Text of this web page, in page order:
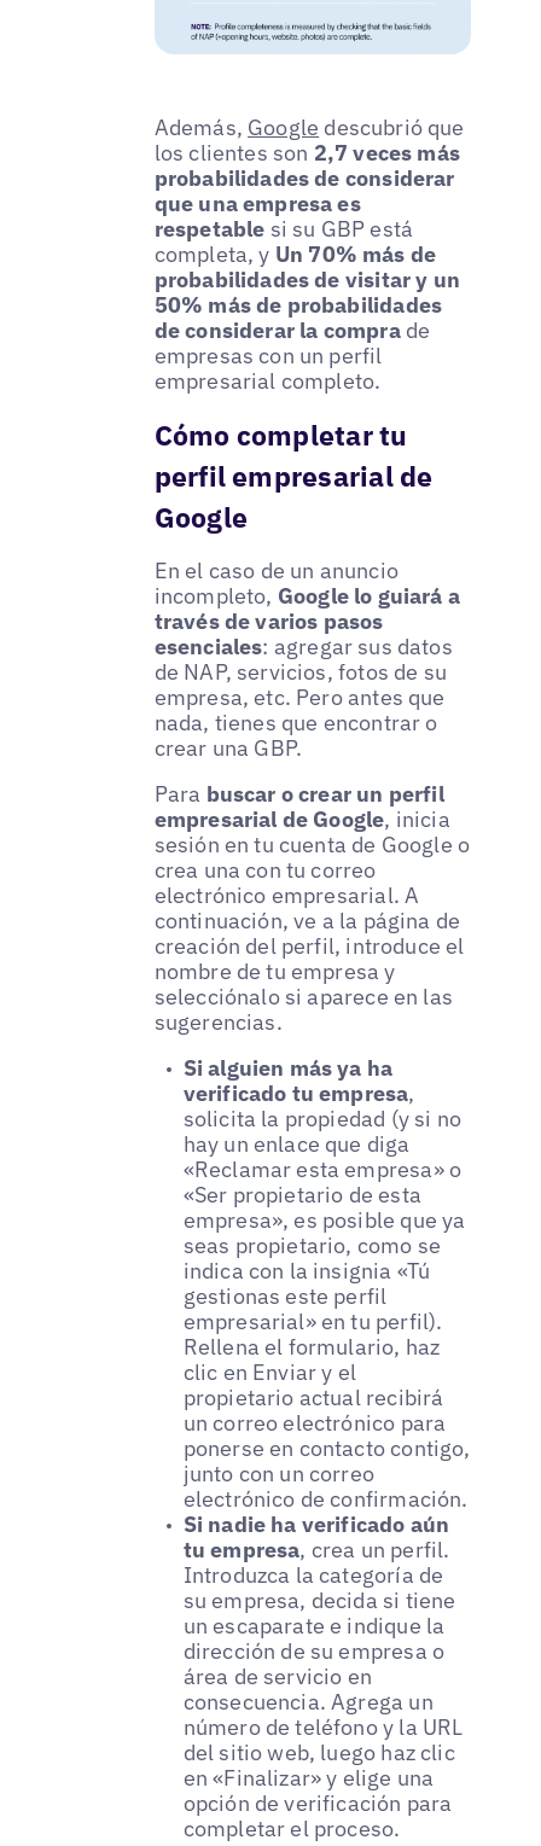
Además, Google descubrió que
los clientes son 2,7 veces más
probabilidades de considerar
que una empresa es
respetable si su GBP está
completa, y Un 70% más de
probabilidades de visitar y un
50% más de probabilidades
de considerar la comprade
empresas con un perfil
empresarial completo.
Cómo completar tu
perfil empresarial de
Google
En el caso de un anuncio
incompleto, Google lo guiará a
través de varios pasos
esenciales: agregar sus datos
de NAP, servicios, fotos de su
empresa, etc. Pero antes que
nada, tienes que encontrar o
crear una GBP.
Para buscar o crear un perfil
empresarial de Google, inicia
sesión en tu cuenta de Google o
crea una con tu correo
electrónico empresarial. A
continuación, ve a la página de
creación del perfil, introduce el
nombre de tu empresa y
selecciónalo si aparece en las
sugerencias.
Si alguien más ya ha
verificado tu empresa,
solicita la propiedad (y si no
hay un enlace que diga
«Reclamar esta empresa» o
«Ser propietario de esta
empresa», es posible que ya
seas propietario, como se
indica con la insignia «Tú
gestionas este perfil
empresarial» en tu perfil).
Rellena el formulario, haz
clic en Enviar y el
propietario actual recibirá
un correo electrónico para
ponerse en contacto contigo,
junto con un correo
electrónico de confirmación.
Si nadie ha verificado aún
tu empresa, crea un perfil.
Introduzca la categoría de
su empresa, decida si tiene
un escaparate e indique la
dirección de su empresa o
área de servicio en
consecuencia. Agrega un
número de teléfono y la URL
del sitio web, luego haz clic
en «Finalizar» y elige una
opción de verificación para
completar el proceso.